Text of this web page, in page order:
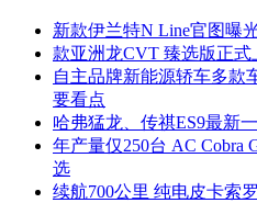
新款伊兰特N Line官图曝
款亚洲龙CVT 臻选版正
自主品牌新能源轿车多款
要看点
哈弗猛龙、传祺ES9最新
年产量仅250台 AC Cobra
选
续航700公里 纯电皮卡索